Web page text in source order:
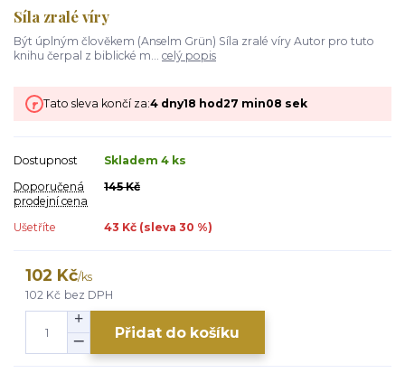
Síla zralé víry
Být úplným člověkem (Anselm Grün) Síla zralé víry Autor pro tuto
knihu čerpal z biblické m... celý popis
Tato sleva končí za:4 dny18 hod27 min08 sek
Dostupnost
Skladem 4 ks
Doporučená
prodejní cena
145 Kč
Ušetříte 43 Kč (sleva 30 %)
102 Kč/ks
102 Kč bez DPH
Přidat do košíku